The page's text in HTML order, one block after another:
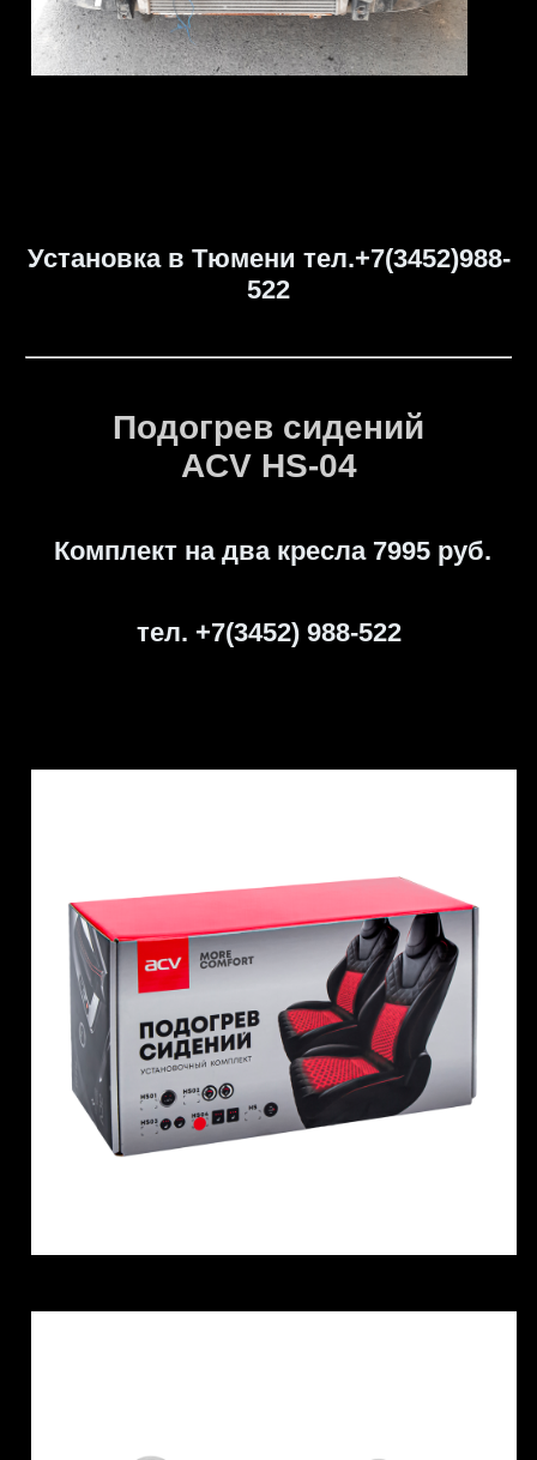
Установка в Тюмени тел.+7(3452)988-
522
Подогрев сидений
ACV HS-04
Комплект на два кресла 7995 руб.
тел. +7(3452) 988-522